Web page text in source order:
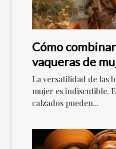
Cómo
vaqueras de
diferentes
La versatilidad de las
mujer es indiscutible.
calzados pueden...